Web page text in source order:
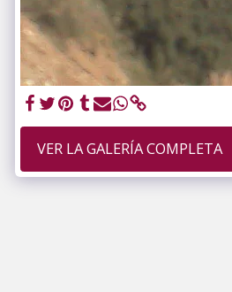
VER LA GALERÍA COMPLETA